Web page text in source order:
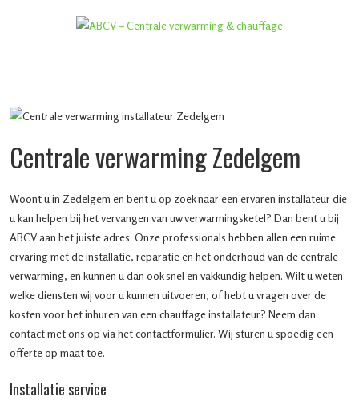
Centrale verwarming Zedelgem
Woont u in Zedelgem en bent u op zoek naar een ervaren installateur die
u kan helpen bij het vervangen van uw verwarmingsketel? Dan bent u bij
ABCV aan het juiste adres. Onze professionals hebben allen een ruime
ervaring met de installatie, reparatie en het onderhoud van de centrale
verwarming, en kunnen u dan ook snel en vakkundig helpen. Wilt u weten
welke diensten wij voor u kunnen uitvoeren, of hebt u vragen over de
kosten voor het inhuren van een chauffage installateur? Neem dan
contact met ons op via het contactformulier. Wij sturen u spoedig een
offerte op maat toe.
Installatie service